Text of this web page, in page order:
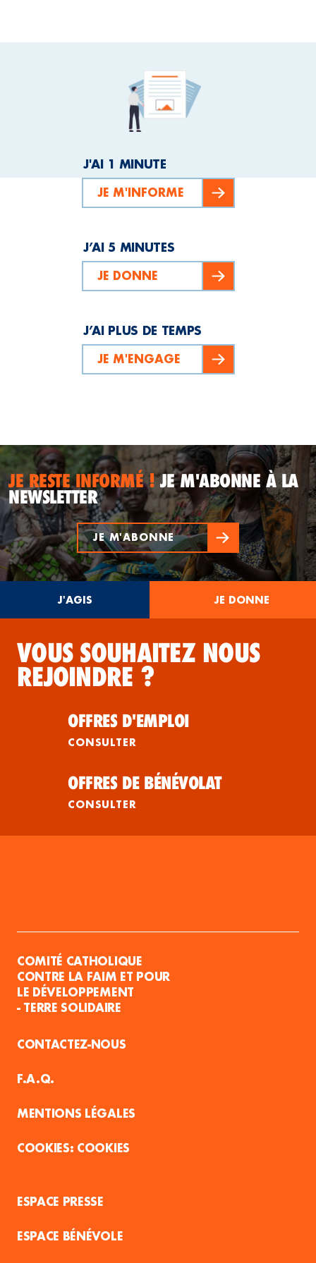
J'AI 1 MINUTE
JE M'INFORME
J’AI 5 MINUTES
JE DONNE
J’AI PLUS DE TEMPS
JE M'ENGAGE
JE RESTE INFORMÉ !JE M'ABONNE À LA
NEWSLETTER
JE M'ABONNE
J'AGIS JE DONNE
VOUS SOUHAITEZ NOUS
REJOINDRE ?
OFFRES D'EMPLOI
CONSULTER
OFFRES DE BÉNÉVOLAT
CONSULTER
COMITÉ CATHOLIQUE
CONTRE LA FAIM ET POUR
LE DÉVELOPPEMENT
- TERRE SOLIDAIRE
CONTACTEZ-NOUS
F.A.Q.
MENTIONS LÉGALES
COOKIES
ESPACE PRESSE
ESPACE BÉNÉVOLE